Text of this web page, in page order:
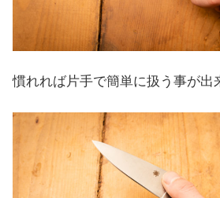
慣れれば片手で簡単に扱う事が出